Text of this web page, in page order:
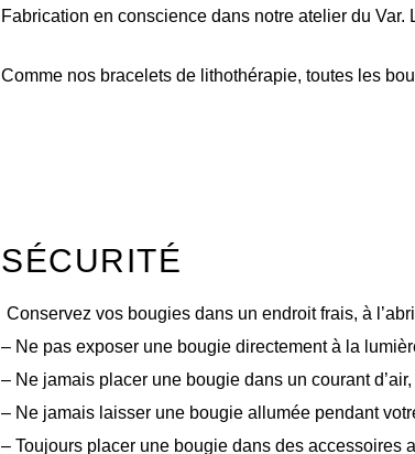
Fabrication en conscience dans notre atelier du Var.
Comme nos bracelets de lithothérapie, toutes les
SÉCURITÉ
Conservez vos bougies dans un endroit frais, à
– Ne pas exposer une bougie directement à la
– Ne jamais placer une bougie dans un courant
– Ne jamais laisser une bougie allumée pendant
– Toujours placer une bougie dans des accessoires